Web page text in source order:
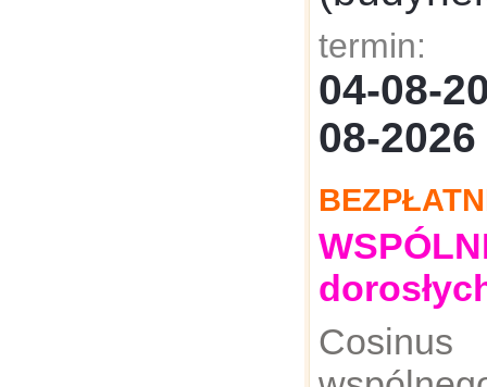
termin:
04-08-
08-2026